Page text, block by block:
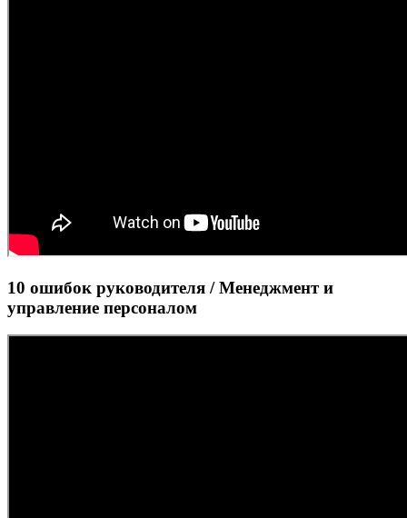
10 ошибок руководителя / Менеджмент и
управление персоналом